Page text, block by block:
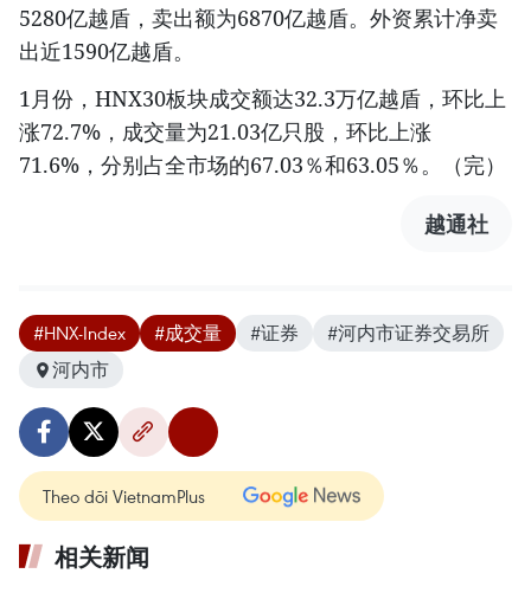
5280亿越盾，卖出额为6870亿越盾。外资累计净卖
出近1590亿越盾。
1月份，HNX30板块成交额达32.3万亿越盾，环比上
涨72.7%，成交量为21.03亿只股，环比上涨
71.6%，分别占全市场的67.03％和63.05％。（完）
越通社
#HNX-Index #成交量 #证券
#河内市证券交易所
河内市
Theo dõi VietnamPlus
相关新闻